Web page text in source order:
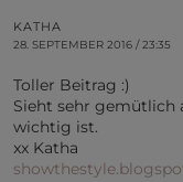
KATHA
28. SEPTEMBER 2016 / 23:35
Toller Beitrag :)
Sieht sehr gemütlich
wichtig ist.
xx Katha